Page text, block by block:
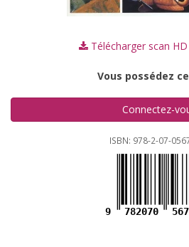
Télécharger scan HD
Vous possédez
Connectez-
ISBN: 978-2-07-
9 782070